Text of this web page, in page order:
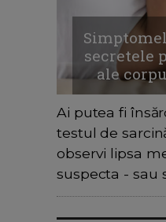
secretele
ale
Ai putea fi
testul de
observi lipsa
suspecta - sau